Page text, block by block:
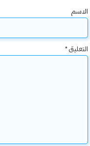
الاسم
التعليق*